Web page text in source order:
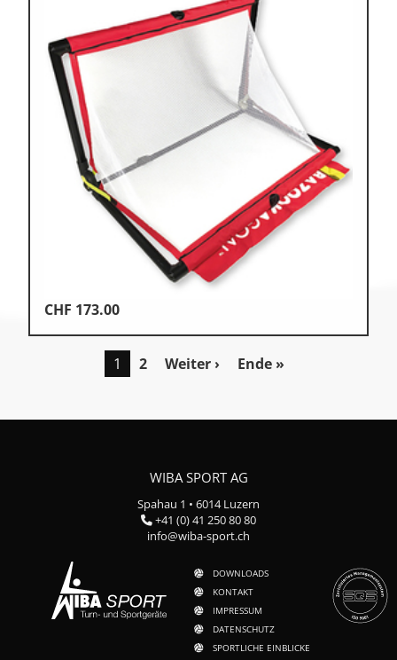
CHF 173.00
1 2 Weiter › Ende »
WIBA SPORT AG
Spahau 1 • 6014 Luzern
+41 (0) 41 250 80 80
info@wiba-sport.ch
DOWNLOADS
KONTAKT
IMPRESSUM
DATENSCHUTZ
SPORTLICHE EINBLICKE